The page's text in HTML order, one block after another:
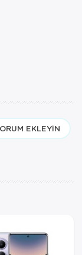
EKLEYIN